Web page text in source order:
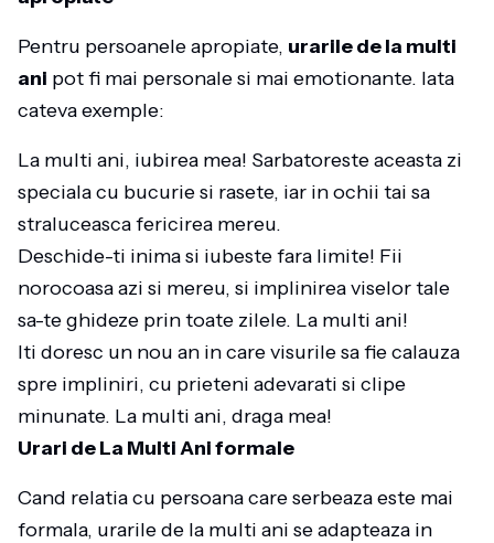
Pentru persoanele apropiate, urarile de la multi
ani pot fi mai personale si mai emotionante. Iata
cateva exemple:
La multi ani, iubirea mea! Sarbatoreste aceasta zi
speciala cu bucurie si rasete, iar in ochii tai sa
straluceasca fericirea mereu.
Deschide-ti inima si iubeste fara limite! Fii
norocoasa azi si mereu, si implinirea viselor tale
sa-te ghideze prin toate zilele. La multi ani!
Iti doresc un nou an in care visurile sa fie calauza
spre impliniri, cu prieteni adevarati si clipe
minunate. La multi ani, draga mea!
Urari de La Multi Ani formale
Cand relatia cu persoana care serbeaza este mai
formala, urarile de la multi ani se adapteaza in